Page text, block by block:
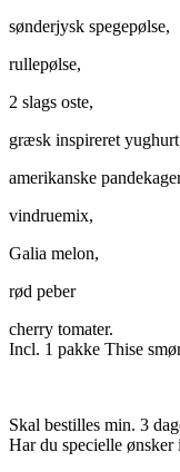
sønderjysk spegepølse,
rullepølse,
2 slags oste,
græsk inspireret
amerikanske
vindruemix,
Galia melon,
rød peber
cherry tomater.
Incl. 1 pakke Thise
Skal bestilles min. 3
Har du specielle